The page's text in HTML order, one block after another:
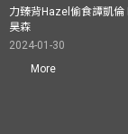
力臻背Hazel偷食譚凱
昊森
2024-01-30
More